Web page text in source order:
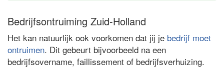
Bedrijfsontruiming Zuid-Holland
Het kan natuurlijk ook voorkomen dat jij je bedrijf moet
ontruimen. Dit gebeurt bijvoorbeeld na een
bedrijfsovername, faillissement of bedrijfsverhuizing.